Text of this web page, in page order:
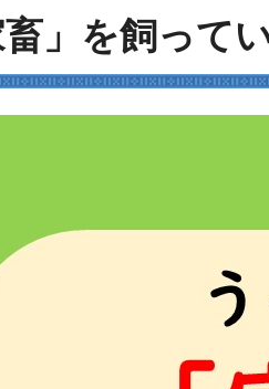
畜」を飼って